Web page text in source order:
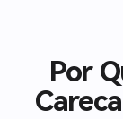
Por